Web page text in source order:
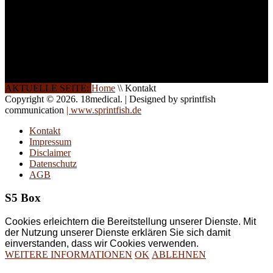
AKTUELLE SEITE: Home \\ Kontakt
Copyright © 2026. 18medical. | Designed by sprintfish
communication | www.sprintfish.de
Kontakt
Impressum
Disclaimer
Datenschutz
AGB
S5 Box
Cookies erleichtern die Bereitstellung unserer Dienste. Mit
der Nutzung unserer Dienste erklären Sie sich damit
einverstanden, dass wir Cookies verwenden.
WEITERE INFORMATIONEN OK ABLEHNEN